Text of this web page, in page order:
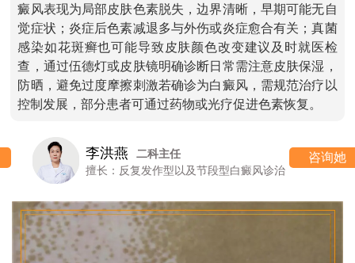
癜风表现为局部皮肤色素脱失，边界清晰，早期可能无自
觉症状；炎症后色素减退多与外伤或炎症愈合有关；真菌
感染如花斑癣也可能导致皮肤颜色改变建议及时就医检
查，通过伍德灯或皮肤镜明确诊断日常需注意皮肤保湿，
防晒，避免过度摩擦刺激若确诊为白癜风，需规范治疗以
控制发展，部分患者可通过药物或光疗促进色素恢复。
李洪燕
二科主任
擅长：反复发作型以及节段型白癜风诊治
咨询她